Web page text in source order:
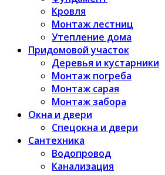
Кровля
Монтаж лестниц
Утепление дома
Придомовой участок
Деревья и кустарники
Монтаж погреба
Монтаж сарая
Монтаж забора
Окна и двери
Спецокна и двери
Сантехника
Водопровод
Канализация